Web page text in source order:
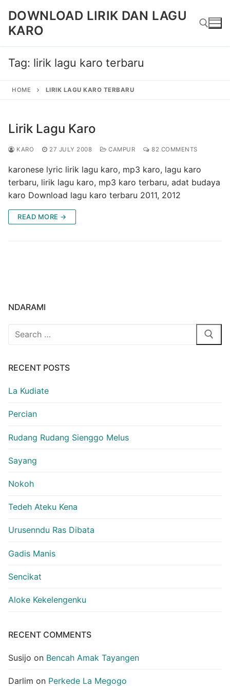
content
DOWNLOAD LIRIK DAN LAGU
KARO
Search for:
Tag: lirik lagu karo terbaru
HOME LIRIK LAGU KARO TERBARU
Lirik Lagu Karo
KARO 27 JULY 2008 CAMPUR 82 COMMENTS
karonese lyric lirik lagu karo, mp3 karo, lagu karo
terbaru, lirik lagu karo, mp3 karo terbaru, adat budaya
karo Download lagu karo terbaru 2011, 2012
READ MORE →
NDARAMI
Search
RECENT POSTS
La Kudiate
Percian
Rudang Rudang Sienggo Melus
Sayang
Nokoh
Tedeh Ateku Kena
Urusenndu Ras Dibata
Gadis Manis
Sencikat
Aloke Kekelengenku
RECENT COMMENTS
Susijo on Bencah Amak Tayangen
Darlim on Perkede La Megogo